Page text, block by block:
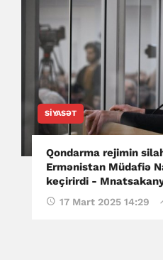
SIYASƏT
Qondarma rejimin
Ermənistan Müdafiə
keçirirdi -
17 Mart 2025 14:29